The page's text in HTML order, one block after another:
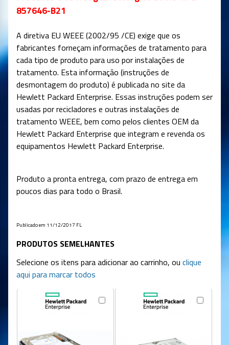
857646-B21
A diretiva EU WEEE (2002/95 /CE) exige que os
fabricantes forneçam informações de tratamento para
cada tipo de produto para uso por instalações de
tratamento. Esta informação (instruções de
desmontagem do produto) é publicada no site da
Hewlett Packard Enterprise. Essas instruções podem ser
usadas por recicladores e outras instalações de
tratamento WEEE, bem como pelos clientes OEM da
Hewlett Packard Enterprise que integram e revenda os
equipamentos Hewlett Packard Enterprise.
Produto a pronta entrega, com prazo de entrega em
poucos dias para todo o Brasil.
Publicado em 11/12/2017 FL
PRODUTOS SEMELHANTES
Selecione os itens para adicionar ao carrinho, ou clique
aqui para marcar todos